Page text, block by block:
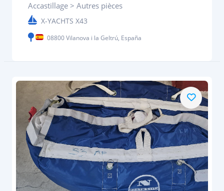
Accastillage > Autres pièces
X-YACHTS X43
08800 Vilanova i la Geltrú, España